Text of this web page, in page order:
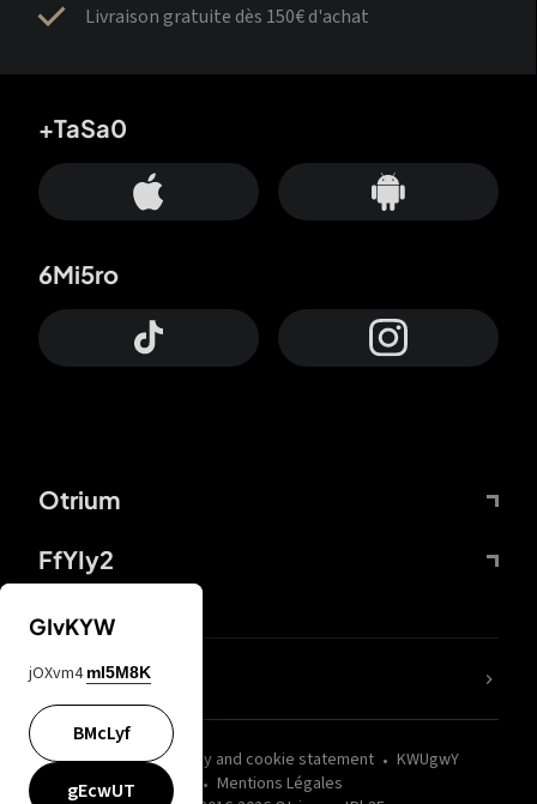
Livraison gratuite dès 150€ d'achat
Otrium
FfYIy2
+TaSa0
6Mi5ro
wZQPfd Privacy and cookie statement
KWUgwY
Mentions Légales
nLC6tu
GIvKYW
jOXvm4 mI5M8K
BMcLyf
gEcwUT